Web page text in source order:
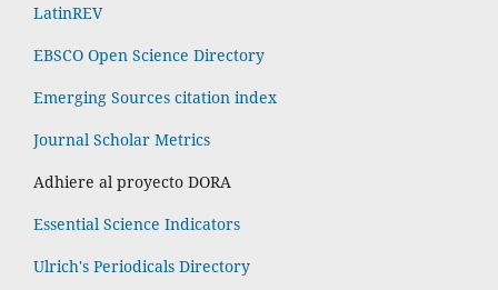
LatinREV
EBSCO Open Science Directory
Emerging Sources citation index
Journal Scholar Metrics
Adhiere al proyecto DORA
Essential Science Indicators
Ulrich's Periodicals Directory